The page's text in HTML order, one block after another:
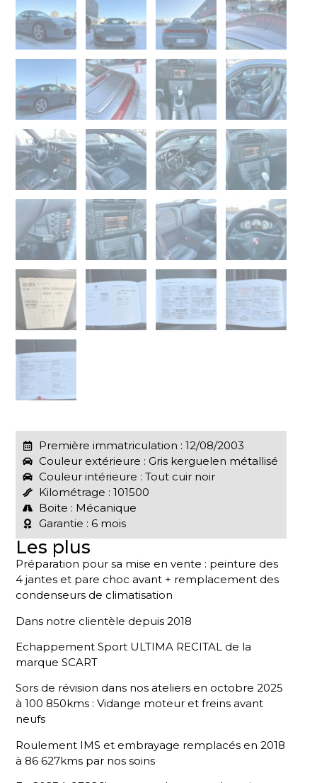
Première immatriculation : 12/08/2003
Couleur extérieure : Gris kerguelen métallisé
Couleur intérieure : Tout cuir noir
Kilométrage : 101500
Boite : Mécanique
Garantie : 6 mois
Les plus
Préparation pour sa mise en vente : peinture des
4 jantes et pare choc avant + remplacement des
condenseurs de climatisation
Dans notre clientèle depuis 2018
Echappement Sport ULTIMA RECITAL de la
marque SCART
Sors de révision dans nos ateliers en octobre 2025
à 100 850kms : Vidange moteur et freins avant
neufs
Roulement IMS et embrayage remplacés en 2018
à 86 627kms par nos soins